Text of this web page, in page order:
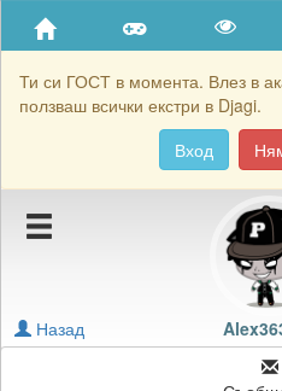
Ти си ГОСТ в момента. Влез в
ползваш всички екстри в Djagi.
Вход
Приятели
Хронология на игри
Подаръците на Alex363636
Картичките на Alex363636
Блокирай Alex363636
Назад